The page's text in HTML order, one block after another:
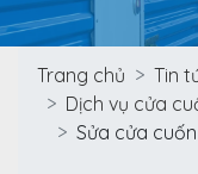
Trang chủ
Tin
Dịch vụ cửa
Sửa cửa